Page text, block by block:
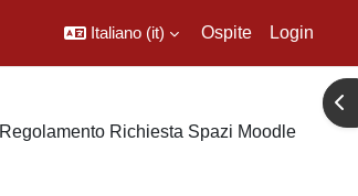
Italiano ‎(it)‎ Ospite Login
Regolamento Richiesta Spazi Moodle